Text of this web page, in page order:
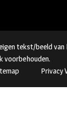
tekst/beeld van
voorbehouden.
Privacy